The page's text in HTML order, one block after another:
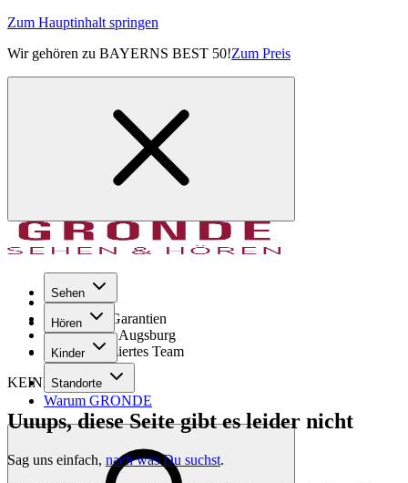
Zum Hauptinhalt springen
Wir gehören zu BAYERNS BEST 50!Zum Preis
Sehen
Hören
Kinder
Standorte
Warum GRONDE
Seit 1971
GRONDE Garantien
8× im Raum Augsburg
Hochqualifiziertes Team
KEINE SORGE!
Uuups, diese Seite gibt es leider nicht
Sag uns einfach, nach was Du suchst.